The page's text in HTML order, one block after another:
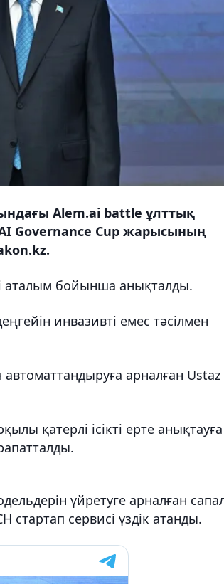
Alem.ai battle ұлттық
Governance Cup жарысының
аталым бойынша анықталды.
инвазивті емес тәсілмен
арналған Ustaz
қатерлі ісікті ерте анықтауға
үйретуге арналған
стартап сервисі үздік атанды.